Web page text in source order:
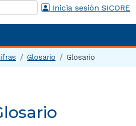
Inicia sesión SICORE
| 2025
Glosario Glosario